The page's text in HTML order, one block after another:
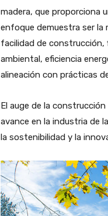
madera, que proporciona
enfoque demuestra ser la
facilidad de construcción,
ambiental, eficiencia
alineación con prácticas
El auge de la
avance en la industria de
la sostenibilidad y la